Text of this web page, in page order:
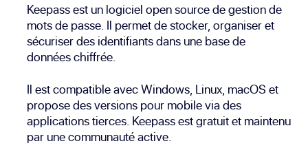
Keepass est un logiciel open source de gestion de
mots de passe. Il permet de stocker, organiser et
sécuriser des identifiants dans une base de
données chiffrée.
Il est compatible avec Windows, Linux, macOS et
propose des versions pour mobile via des
applications tierces. Keepass est gratuit et maintenu
par une communauté active.